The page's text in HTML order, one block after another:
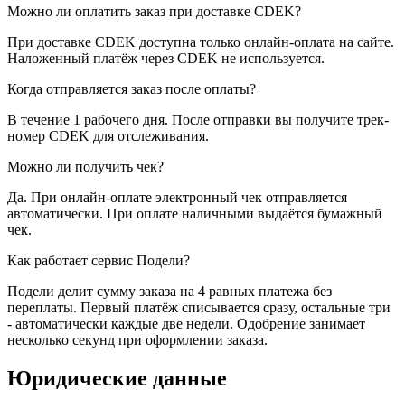
Можно ли оплатить заказ при доставке CDEK?
При доставке CDEK доступна только онлайн-оплата на сайте.
Наложенный платёж через CDEK не используется.
Когда отправляется заказ после оплаты?
В течение 1 рабочего дня. После отправки вы получите трек-
номер CDEK для отслеживания.
Можно ли получить чек?
Да. При онлайн-оплате электронный чек отправляется
автоматически. При оплате наличными выдаётся бумажный
чек.
Как работает сервис Подели?
Подели делит сумму заказа на 4 равных платежа без
переплаты. Первый платёж списывается сразу, остальные три
- автоматически каждые две недели. Одобрение занимает
несколько секунд при оформлении заказа.
Юридические данные